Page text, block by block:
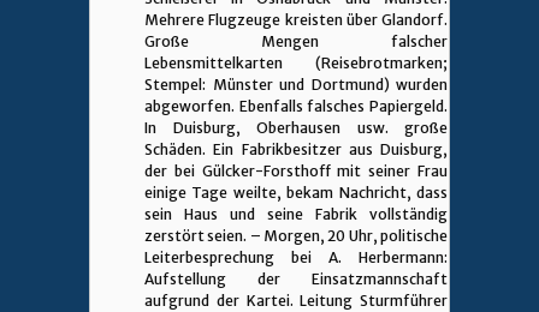
Mehrere Flugzeuge kreisten über Glandorf.
Große Mengen falscher
Lebensmittelkarten (Reisebrotmarken;
Stempel: Münster und Dortmund) wurden
abgeworfen. Ebenfalls falsches Papiergeld.
In Duisburg, Oberhausen usw. große
Schäden. Ein Fabrikbesitzer aus Duisburg,
der bei Gülcker-Forsthoff mit seiner Frau
einige Tage weilte, bekam Nachricht, dass
sein Haus und seine Fabrik vollständig
zerstört seien. – Morgen, 20 Uhr, politische
Leiterbesprechung bei A. Herbermann:
Aufstellung der Einsatzmannschaft
aufgrund der Kartei. Leitung Sturmführer